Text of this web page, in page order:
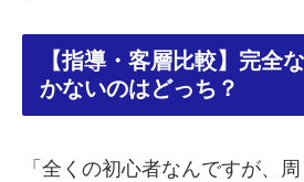
【指導・客層比較】完全
かないのはどっち？
「全くの初心者なんですが、